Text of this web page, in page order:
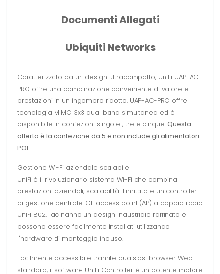
Documenti Allegati
Ubiquiti Networks
Caratterizzato da un design ultracompatto, UniFi UAP-AC-
PRO offre una combinazione conveniente di valore e
prestazioni in un ingombro ridotto. UAP-AC-PRO offre
tecnologia MIMO 3x3 dual band simultanea ed è
disponibile in confezioni singole , tre e cinque. Questa
offerta è la confezione da 5 e non include gli alimentatori
POE.
Gestione Wi-Fi aziendale scalabile
UniFi è il rivoluzionario sistema Wi-Fi che combina
prestazioni aziendali, scalabilità illimitata e un controller
di gestione centrale. Gli access point (AP) a doppia radio
UniFi 802.11ac hanno un design industriale raffinato e
possono essere facilmente installati utilizzando
l'hardware di montaggio incluso.
Facilmente accessibile tramite qualsiasi browser Web
standard, il software UniFi Controller è un potente motore